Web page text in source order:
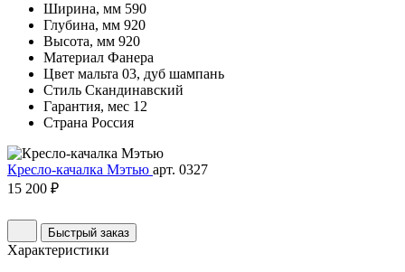
Ширина, мм 590
Глубина, мм 920
Высота, мм 920
Материал Фанера
Цвет мальта 03, дуб шампань
Стиль Скандинавский
Гарантия, мес 12
Страна Россия
Кресло-качалка Мэтью арт. 0327
15 200 ₽
Быстрый заказ
Характеристики